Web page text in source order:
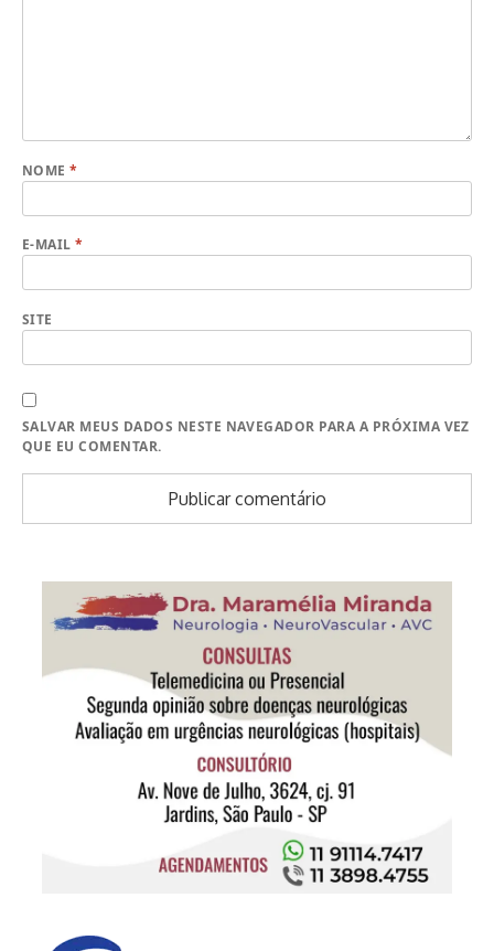
NOME*
E-MAIL*
SITE
SALVAR MEUS DADOS NESTE NAVEGADOR PARA A PRÓXIMA VEZ
QUE EU COMENTAR.